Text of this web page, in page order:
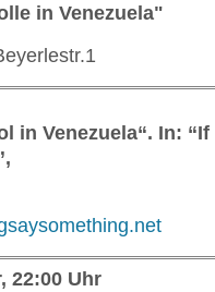
in Venezuela"
in Venezuela“. In:
22:00 Uhr